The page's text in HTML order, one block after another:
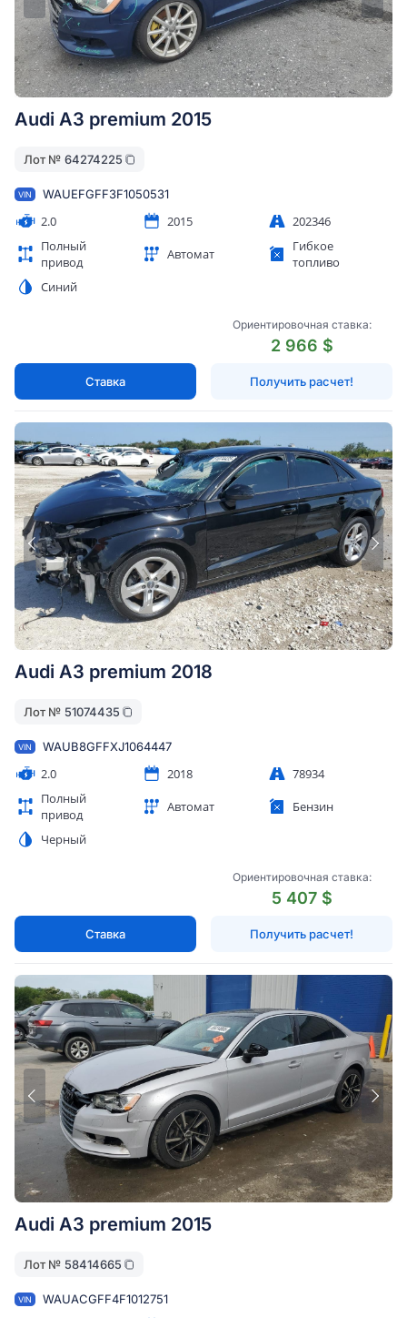
Audi A3 premium 2015
Лот № 64274225
VIN WAUEFGFF3F1050531
2.0 2015
202346
Полный
привод
Автомат
Гибкое
топливо
Синий
Ориентировочная ставка:
2 966 $
Ставка Получить расчет!
Audi A3 premium 2018
Лот № 51074435
VIN WAUB8GFFXJ1064447
2.0 2018
78934
Полный
привод
Автомат
Бензин
Черный
Ориентировочная ставка:
5 407 $
Ставка Получить расчет!
Audi A3 premium 2015
Лот № 58414665
VIN WAUACGFF4F1012751